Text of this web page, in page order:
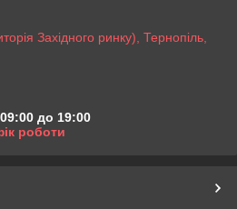
Західного ринку), Тернопіль,
до 19:00
роботи